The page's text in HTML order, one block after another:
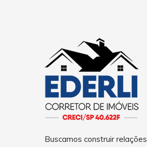
Buscamos construir relações